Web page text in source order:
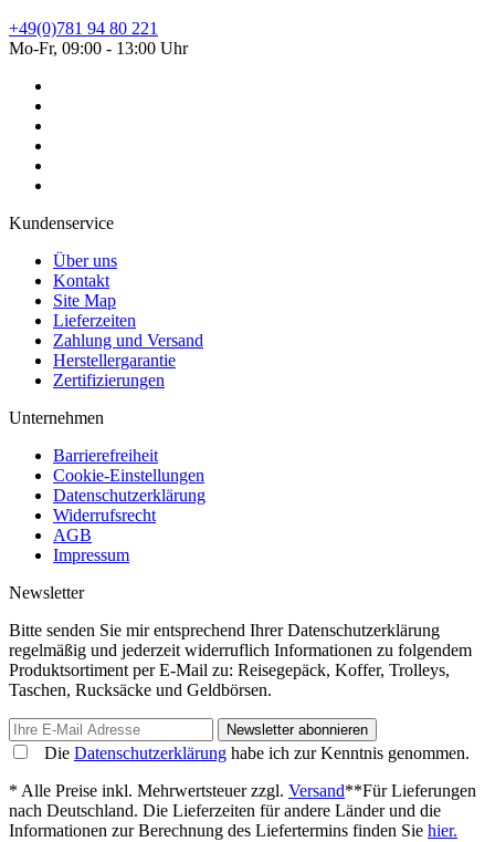
+49(0)781 94 80 221
Mo-Fr, 09:00 - 13:00 Uhr
Kundenservice
Über uns
Kontakt
Site Map
Lieferzeiten
Zahlung und Versand
Herstellergarantie
Zertifizierungen
Unternehmen
Barrierefreiheit
Cookie-Einstellungen
Datenschutzerklärung
Widerrufsrecht
AGB
Impressum
Newsletter
Bitte senden Sie mir entsprechend Ihrer Datenschutzerklärung
regelmäßig und jederzeit widerruflich Informationen zu folgendem
Produktsortiment per E-Mail zu: Reisegepäck, Koffer, Trolleys,
Taschen, Rucksäcke und Geldbörsen.
Newsletter abonnieren
Die Datenschutzerklärung habe ich zur Kenntnis genommen.
* Alle Preise inkl. Mehrwertsteuer zzgl. Versand**Für Lieferungen
nach Deutschland. Die Lieferzeiten für andere Länder und die
Informationen zur Berechnung des Liefertermins finden Sie hier.